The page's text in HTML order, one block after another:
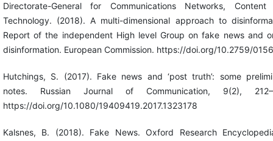
Directorate-General for Communications Networks, Content
Technology. (2018). A multi-dimensional approach to
Report of the independent High level Group on fake news and
disinformation. European Commission. https://doi.org/10.2759/0156
Hutchings, S. (2017). Fake news and ‘post truth’: some
notes. Russian Journal of Communication, 9(2),
https://doi.org/10.1080/19409419.2017.1323178
Kalsnes, B. (2018). Fake News. Oxford Research